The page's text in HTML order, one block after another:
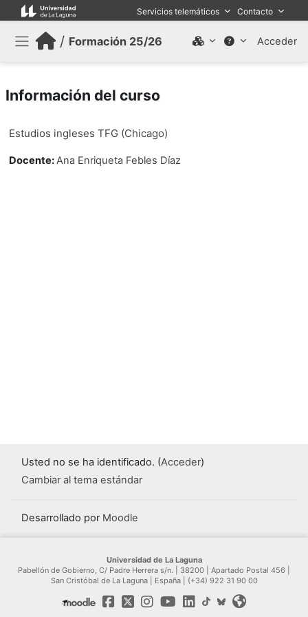
Salta al contenido principal Servicios telemáticos Contacto
/ Formación 25/26 Acceder
Información del curso
Estudios ingleses TFG (Chicago)
Docente:Ana Enriqueta Febles Díaz
Usted no se ha identificado. (Acceder)
Cambiar al tema estándar
Desarrollado por Moodle
Universidad de La Laguna
Pabellón de Gobierno, C/ Padre Herrera s/n. | 38200 | Apartado Postal 456 |
San Cristóbal de La Laguna | España | (+34) 922 31 90 00